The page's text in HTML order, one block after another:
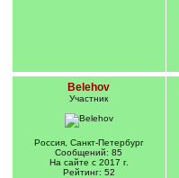
Belehov
Участник
Россия, Санкт-Петербург
Сообщений: 85
На сайте с 2017 г.
Рейтинг: 52